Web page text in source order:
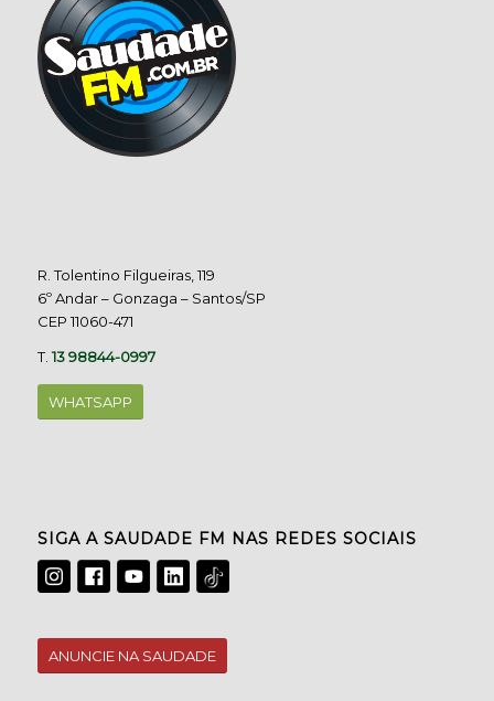
R. Tolentino Filgueiras, 119
6º Andar – Gonzaga – Santos/SP
CEP 11060-471
T.13 98844-0997
WHATSAPP
SIGA A SAUDADE FM NAS REDES SOCIAIS
ANUNCIE NA SAUDADE